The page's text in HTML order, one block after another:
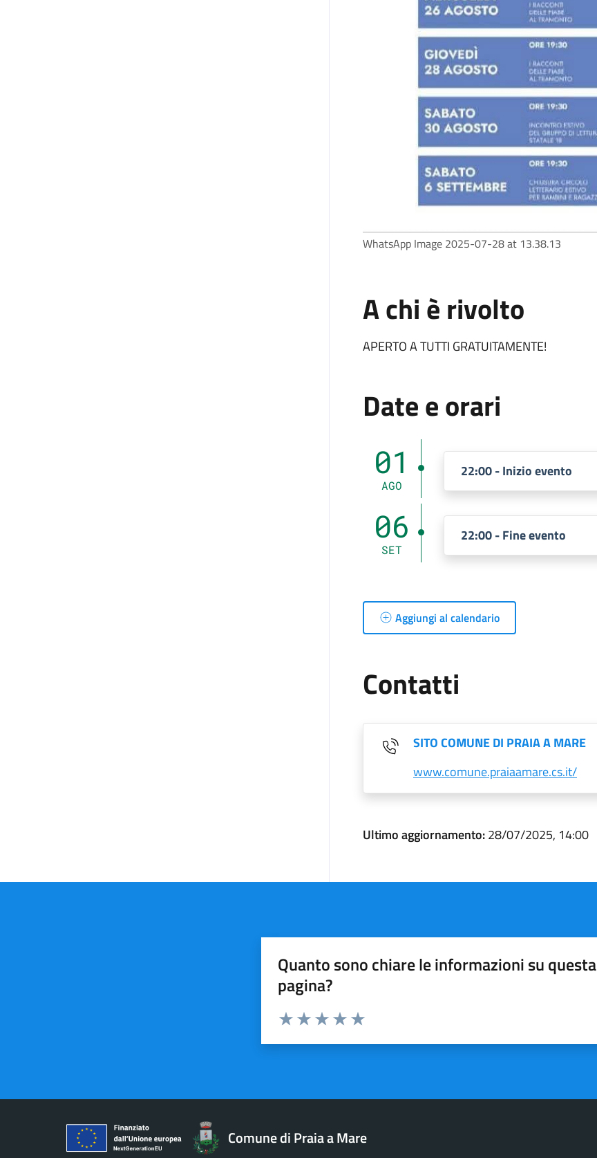
WhatsApp Image 2025-07-28 at 13.38.13
A chi è rivolto
APERTO A TUTTI GRATUITAMENTE!
Date e orari
01
AGO
22:00 - Inizio evento
06
SET
22:00 - Fine evento
Aggiungi al calendario
Contatti
SITO COMUNE DI PRAIA A MARE
www.comune.praiaamare.cs.it/
Ultimo aggiornamento:28/07/2025, 14:00
Quanto sono chiare le informazioni su questa
pagina?
Comune di Praia a Mare